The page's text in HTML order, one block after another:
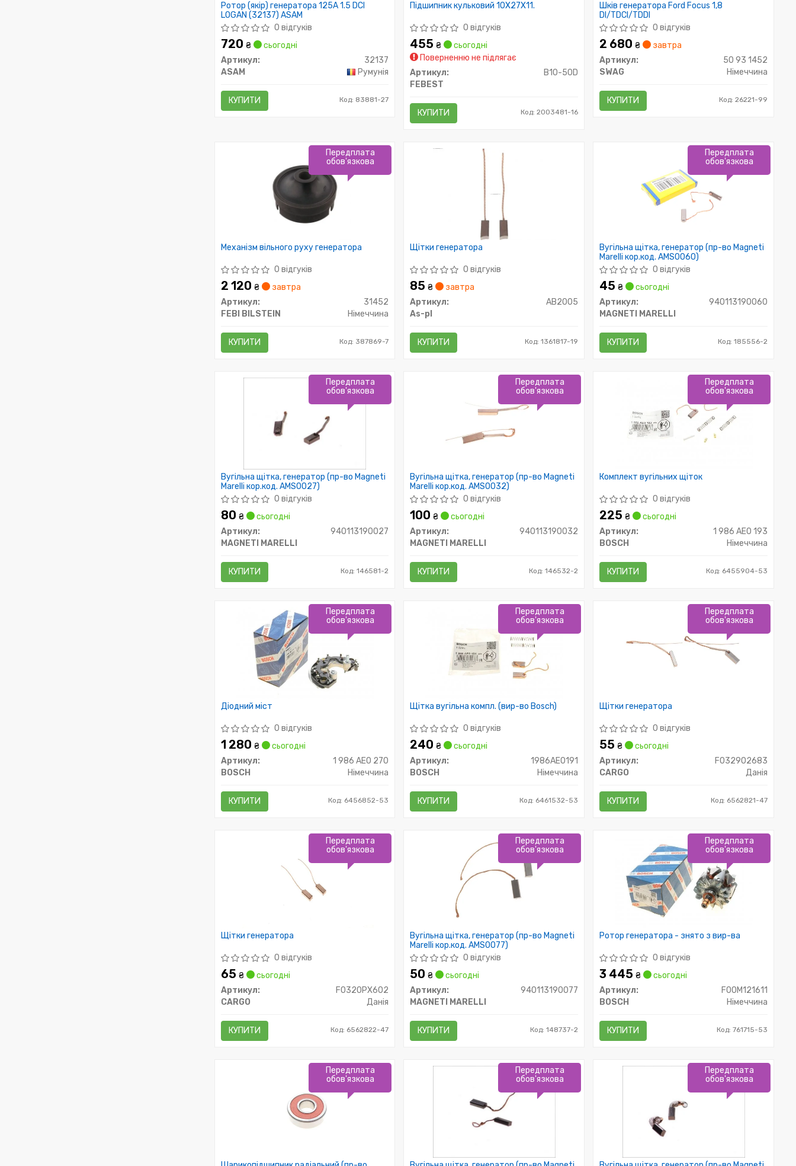
Ротор (якір) генератора 125A 1.5 DCI
LOGAN (32137) ASAM
0 відгуків
720 ₴
сьогодні
Артикул:
32137
ASAM
Румунія
КУПИТИ Код: 83881-27
Підшипник кульковий 10X27X11.
0 відгуків
455₴
сьогодні
Поверненню не підлягає
Артикул:
B10-50D
FEBEST
КУПИТИ Код: 2003481-16
Шків генератора Ford Focus 1,8
DI/TDCI/TDDI
0 відгуків
2 680₴
завтра
Артикул:
50 93 1452
SWAG
Німеччина
КУПИТИ Код: 26221-99
Механізм вільного руху генератора
0 відгуків
2 120 ₴
завтра
Артикул:
31452
FEBI BILSTEIN
Німеччина
КУПИТИ Код: 387869-7
Передплата
обов'язкова
Щітки генератора
0 відгуків
85₴
завтра
Артикул:
AB2005
As-pl
КУПИТИ Код: 1361817-19
Вугільна щітка, генератор (пр-во Magneti
Marelli кор.код. AMS0060)
0 відгуків
45₴
сьогодні
Артикул:
940113190060
MAGNETI MARELLI
КУПИТИ Код: 185556-2
Передплата
обов'язкова
Вугільна щітка, генератор (пр-во Magneti
Marelli кор.код. AMS0027)
0 відгуків
80 ₴
сьогодні
Артикул:
940113190027
MAGNETI MARELLI
КУПИТИ Код: 146581-2
Передплата
обов'язкова
Вугільна щітка, генератор (пр-во Magneti
Marelli кор.код. AMS0032)
0 відгуків
100₴
сьогодні
Артикул:
940113190032
MAGNETI MARELLI
КУПИТИ Код: 146532-2
Передплата
обов'язкова
Комплект вугільних щіток
0 відгуків
225₴
сьогодні
Артикул:
1 986 AE0 193
BOSCH
Німеччина
КУПИТИ Код: 6455904-53
Передплата
обов'язкова
Діодний міст
0 відгуків
1 280 ₴
сьогодні
Артикул:
1 986 AE0 270
BOSCH
Німеччина
КУПИТИ Код: 6456852-53
Передплата
обов'язкова
Щітка вугільна компл. (вир-во Bosch)
0 відгуків
240₴
сьогодні
Артикул:
1986AE0191
BOSCH
Німеччина
КУПИТИ Код: 6461532-53
Передплата
обов'язкова
Щітки генератора
0 відгуків
55₴
сьогодні
Артикул:
F032902683
CARGO
Данія
КУПИТИ Код: 6562821-47
Передплата
обов'язкова
Щітки генератора
0 відгуків
65 ₴
сьогодні
Артикул:
F0320PX602
CARGO
Данія
КУПИТИ Код: 6562822-47
Передплата
обов'язкова
Вугільна щітка, генератор (пр-во Magneti
Marelli кор.код. AMS0077)
0 відгуків
50₴
сьогодні
Артикул:
940113190077
MAGNETI MARELLI
КУПИТИ Код: 148737-2
Передплата
обов'язкова
Ротор генератора - знято з вир-ва
0 відгуків
3 445₴
сьогодні
Артикул:
F00M121611
BOSCH
Німеччина
КУПИТИ Код: 761715-53
Передплата
обов'язкова
Передплата
обов'язкова
Передплата
обов'язкова
Передплата
обов'язкова